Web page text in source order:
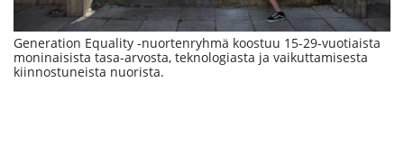
Generation Equality -nuortenryhmä koostuu 15-29-vuotiaista
moninaisista tasa-arvosta, teknologiasta ja vaikuttamisesta
kiinnostuneista nuorista.